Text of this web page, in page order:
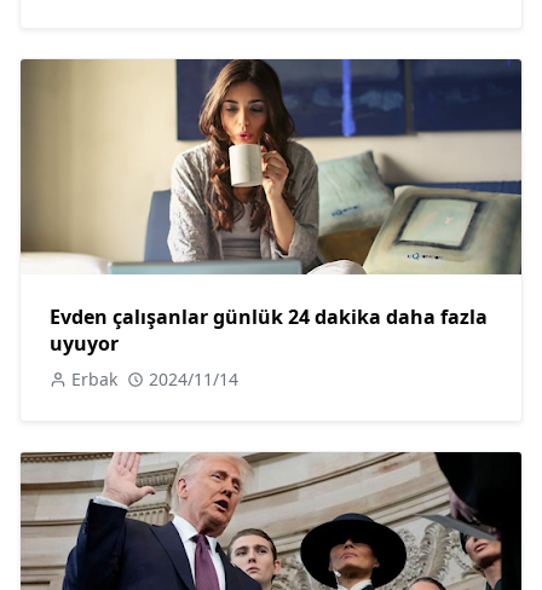
Evden çalışanlar günlük 24 dakika daha fazla
uyuyor
Erbak 2024/11/14